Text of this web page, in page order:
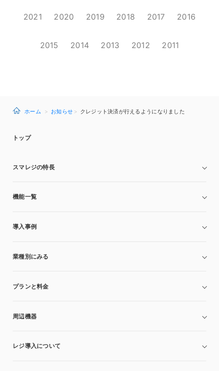
2021 2020 2019 2018 2017 2016
2015 2014 2013 2012 2011
ホーム お知らせ クレジット決済が行えるようになりました
トップ
スマレジの特長
機能一覧
導入事例
業種別にみる
プランと料金
周辺機器
レジ導入について